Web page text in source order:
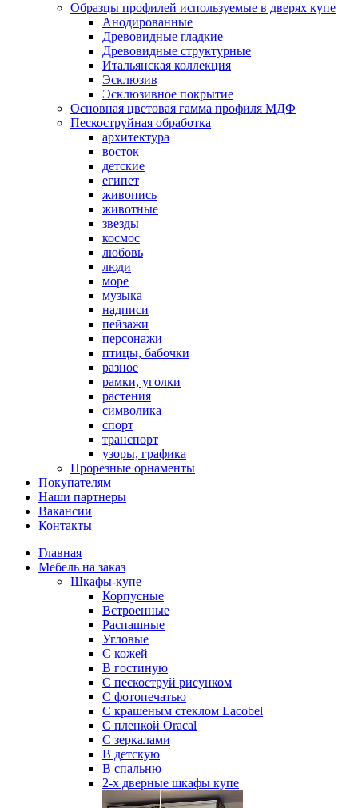
Образцы профилей используемые в дверях купе
Анодированные
Древовидные гладкие
Древовидные структурные
Итальянская коллекция
Эсклюзив
Эсклюзивное покрытие
Основная цветовая гамма профиля МДФ
Пескоструйная обработка
архитектура
восток
детские
египет
живопись
животные
звезды
космос
любовь
люди
море
музыка
надписи
пейзажи
персонажи
птицы, бабочки
разное
рамки, уголки
растения
символика
спорт
транспорт
узоры, графика
Прорезные орнаменты
Покупателям
Наши партнеры
Вакансии
Контакты
Главная
Мебель на заказ
Шкафы-купе
Корпусные
Встроенные
Распашные
Угловые
С кожей
В гостиную
С пескоструй рисунком
С фотопечатью
С крашеным стеклом Lacobel
С пленкой Oracal
С зеркалами
В детскую
В спальню
2-х дверные шкафы купе